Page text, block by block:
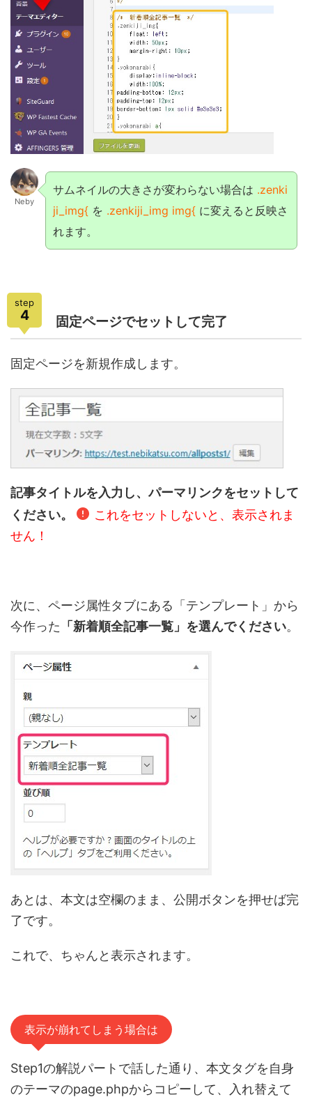
Neby
サムネイルの大きさが変わらない場合は .zenki
ji_img{ を .zenkiji_img img{ に変えると反映さ
れます。
step
4 固定ページでセットして完了
固定ページを新規作成します。
記事タイトルを入力し、パーマリンクをセットして
ください。
これをセットしないと、表示されま
せん！
次に、ページ属性タブにある「テンプレート」から
今作った 「新着順全記事一覧」を選んでください。
あとは、本文は空欄のまま、公開ボタンを押せば完
了です。
これで、ちゃんと表示されます。
表示が崩れてしまう場合は
Step1の解説パートで話した通り、本文タグを自身
のテーマのpage.phpからコピーして、入れ替えて